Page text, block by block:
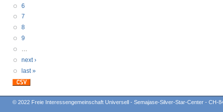
6
7
8
9
…
next ›
last »
© 2022 Freie Interessengemeinschaft Universell - Semajase-Silver-Star-Center - CH-